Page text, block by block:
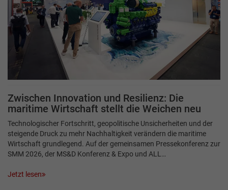
Zwischen Innovation und Resilienz: Die
maritime Wirtschaft stellt die Weichen neu
Technologischer Fortschritt, geopolitische Unsicherheiten und der
steigende Druck zu mehr Nachhaltigkeit verändern die maritime
Wirtschaft grundlegend. Auf der gemeinsamen Pressekonferenz zur
SMM 2026, der MS&D Konferenz & Expo und ALL…
Jetzt lesen